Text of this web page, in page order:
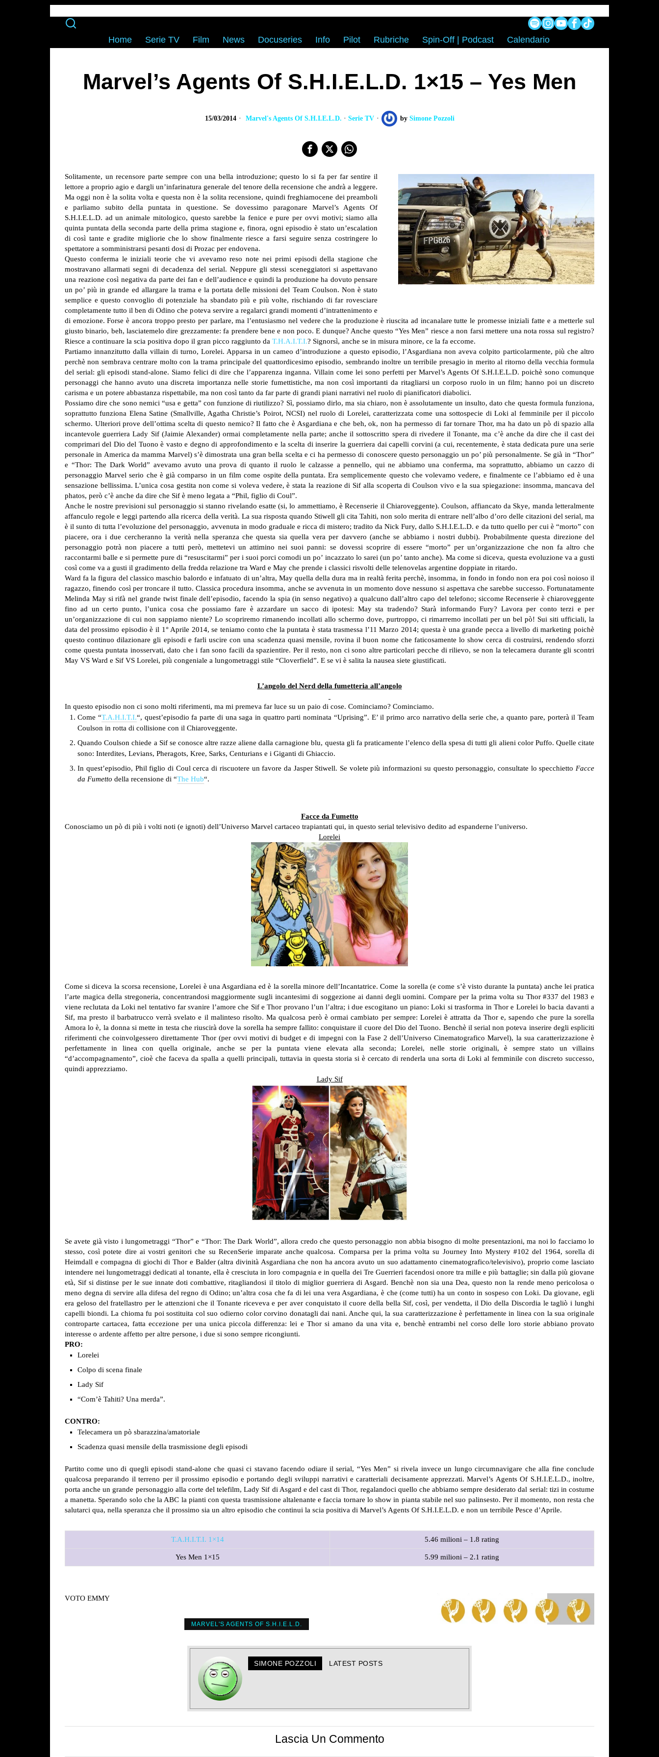
Home Serie TV Film News Docuseries Info Pilot Rubriche Spin-Off | Podcast Calendario
Marvel’s Agents Of S.H.I.E.L.D. 1×15 – Yes Men
15/03/2014 Marvel's Agents Of S.H.I.E.L.D. · Serie TV by Simone Pozzoli
Solitamente, un recensore parte sempre con una bella introduzione; questo lo si fa per far sentire il
lettore a proprio agio e dargli un’infarinatura generale del tenore della recensione che andrà a leggere.
Ma oggi non è la solita volta e questa non è la solita recensione, quindi freghiamocene dei preamboli
e parliamo subito della puntata in questione. Se dovessimo paragonare Marvel’s Agents Of
S.H.I.E.L.D. ad un animale mitologico, questo sarebbe la fenice e pure per ovvi motivi; siamo alla
quinta puntata della seconda parte della prima stagione e, finora, ogni episodio è stato un’escalation
di così tante e gradite migliorie che lo show finalmente riesce a farsi seguire senza costringere lo
spettatore a somministrarsi pesanti dosi di Prozac per endovena.
Questo conferma le iniziali teorie che vi avevamo reso note nei primi episodi della stagione che
mostravano allarmati segni di decadenza del serial. Neppure gli stessi sceneggiatori si aspettavano
una reazione così negativa da parte dei fan e dell’audience e quindi la produzione ha dovuto pensare
un po’ più in grande ed allargare la trama e la portata delle missioni del Team Coulson. Non è stato
semplice e questo convoglio di potenziale ha sbandato più e più volte, rischiando di far rovesciare
completamente tutto il ben di Odino che poteva servire a regalarci grandi momenti d’intrattenimento e
di emozione. Forse è ancora troppo presto per parlare, ma l’entusiasmo nel vedere che la produzione è riuscita ad incanalare tutte le promesse iniziali fatte e a metterle sul
giusto binario, beh, lasciatemelo dire grezzamente: fa prendere bene e non poco. E dunque? Anche questo “Yes Men” riesce a non farsi mettere una nota rossa sul registro?
Riesce a continuare la scia positiva dopo il gran picco raggiunto da T.H.A.I.T.I.? Signorsì, anche se in misura minore, ce la fa eccome.
Partiamo innanzitutto dalla villain di turno, Lorelei. Apparsa in un cameo d’introduzione a questo episodio, l’Asgardiana non aveva colpito particolarmente, più che altro
perchè non sembrava centrare molto con la trama principale del quattordicesimo episodio, sembrando inoltre un terribile presagio in merito al ritorno della vecchia formula
del serial: gli episodi stand-alone. Siamo felici di dire che l’apparenza inganna. Villain come lei sono perfetti per Marvel’s Agents Of S.H.I.E.L.D. poichè sono comunque
personaggi che hanno avuto una discreta importanza nelle storie fumettistiche, ma non così importanti da ritagliarsi un corposo ruolo in un film; hanno poi un discreto
carisma e un potere abbastanza rispettabile, ma non così tanto da far parte di grandi piani narrativi nel ruolo di pianificatori diabolici.
Possiamo dire che sono nemici “usa e getta” con funzione di riutilizzo? Sì, possiamo dirlo, ma sia chiaro, non è assolutamente un insulto, dato che questa formula funziona,
soprattutto funziona Elena Satine (Smallville, Agatha Christie’s Poirot, NCSI) nel ruolo di Lorelei, caratterizzata come una sottospecie di Loki al femminile per il piccolo
schermo. Ulteriori prove dell’ottima scelta di questo nemico? Il fatto che è Asgardiana e che beh, ok, non ha permesso di far tornare Thor, ma ha dato un pò di spazio alla
incantevole guerriera Lady Sif (Jaimie Alexander) ormai completamente nella parte; anche il sottoscritto spera di rivedere il Tonante, ma c’è anche da dire che il cast dei
comprimari del Dio del Tuono è vasto e degno di approfondimento e la scelta di inserire la guerriera dai capelli corvini (a cui, recentemente, è stata dedicata pure una serie
personale in America da mamma Marvel) s’è dimostrata una gran bella scelta e ci ha permesso di conoscere questo personaggio un po’ più personalmente. Se già in “Thor”
e “Thor: The Dark World” avevamo avuto una prova di quanto il ruolo le calzasse a pennello, qui ne abbiamo una conferma, ma soprattutto, abbiamo un cazzo di
personaggio Marvel serio che è già comparso in un film come ospite della puntata. Era semplicemente questo che volevamo vedere, e finalmente ce l’abbiamo ed è una
sensazione bellissima. L’unica cosa gestita non come si voleva vedere, è stata la reazione di Sif alla scoperta di Coulson vivo e la sua spiegazione: insomma, mancava del
phatos, però c’è anche da dire che Sif è meno legata a “Phil, figlio di Coul”.
Anche le nostre previsioni sul personaggio si stanno rivelando esatte (si, lo ammettiamo, è Recenserie il Chiaroveggente). Coulson, affiancato da Skye, manda letteralmente
affanculo regole e leggi partendo alla ricerca della verità. La sua risposta quando Stiwell gli cita Tahiti, non solo merita di entrare nell’albo d’oro delle citazioni del serial, ma
è il sunto di tutta l’evoluzione del personaggio, avvenuta in modo graduale e ricca di mistero; tradito da Nick Fury, dallo S.H.I.E.L.D. e da tutto quello per cui è “morto” con
piacere, ora i due cercheranno la verità nella speranza che questa sia quella vera per davvero (anche se abbiamo i nostri dubbi). Probabilmente questa direzione del
personaggio potrà non piacere a tutti però, mettetevi un attimino nei suoi panni: se dovessi scoprire di essere “morto” per un’organizzazione che non fa altro che
raccontarmi balle e si permette pure di “resuscitarmi” per i suoi porci comodi un po’ incazzato lo sarei (un po’ tanto anche). Ma come si diceva, questa evoluzione va a gusti
così come va a gusti il gradimento della fredda relazione tra Ward e May che prende i classici risvolti delle telenovelas argentine doppiate in ritardo.
Ward fa la figura del classico maschio balordo e infatuato di un’altra, May quella della dura ma in realtà ferita perchè, insomma, in fondo in fondo non era poi così noioso il
ragazzo, finendo così per troncare il tutto. Classica procedura insomma, anche se avvenuta in un momento dove nessuno si aspettava che sarebbe successo. Fortunatamente
Melinda May si rifà nel grande twist finale dell’episodio, facendo la spia (in senso negativo) a qualcuno dall’altro capo del telefono; siccome Recenserie è chiaroveggente
fino ad un certo punto, l’unica cosa che possiamo fare è azzardare un sacco di ipotesi: May sta tradendo? Starà informando Fury? Lavora per conto terzi e per
un’organizzazione di cui non sappiamo niente? Lo scopriremo rimanendo incollati allo schermo dove, purtroppo, ci rimarremo incollati per un bel pò! Sui siti ufficiali, la
data del prossimo episodio è il 1° Aprile 2014, se teniamo conto che la puntata è stata trasmessa l’11 Marzo 2014; questa è una grande pecca a livello di marketing poichè
questo continuo dilazionare gli episodi e farli uscire con una scadenza quasi mensile, rovina il buon nome che faticosamente lo show cerca di costruirsi, rendendo sforzi
come questa puntata inosservati, dato che i fan sono facili da spazientire. Per il resto, non ci sono altre particolari pecche di rilievo, se non la telecamera durante gli scontri
May VS Ward e Sif VS Lorelei, più congeniale a lungometraggi stile “Cloverfield”. E se vi è salita la nausea siete giustificati.
L’angolo del Nerd della fumetteria all’angolo
In questo episodio non ci sono molti riferimenti, ma mi premeva far luce su un paio di cose. Cominciamo? Cominciamo.
Come “T.A.H.I.T.I.“, quest’episodio fa parte di una saga in quattro parti nominata “Uprising”. E’ il primo arco narrativo della serie che, a quanto pare, porterà il Team
Coulson in rotta di collisione con il Chiaroveggente.
Quando Coulson chiede a Sif se conosce altre razze aliene dalla carnagione blu, questa gli fa praticamente l’elenco della spesa di tutti gli alieni color Puffo. Quelle citate
sono: Interdites, Levians, Pheragots, Kree, Sarks, Centurians e i Giganti di Ghiaccio.
In quest’episodio, Phil figlio di Coul cerca di riscuotere un favore da Jasper Stiwell. Se volete più informazioni su questo personaggio, consultate lo specchietto Facce
da Fumetto della recensione di “The Hub“.
Facce da Fumetto
Conosciamo un pò di più i volti noti (e ignoti) dell’Universo Marvel cartaceo trapiantati qui, in questo serial televisivo dedito ad espanderne l’universo.
Lorelei
Come si diceva la scorsa recensione, Lorelei è una Asgardiana ed è la sorella minore dell’Incantatrice. Come la sorella (e come s’è visto durante la puntata) anche lei pratica
l’arte magica della stregoneria, concentrandosi maggiormente sugli incantesimi di soggezione ai danni degli uomini. Compare per la prima volta su Thor #337 del 1983 e
viene reclutata da Loki nel tentativo far svanire l’amore che Sif e Thor provano l’un l’altra; i due escogitano un piano: Loki si trasforma in Thor e Lorelei lo bacia davanti a
Sif, ma presto il barbatrucco verrà svelato e il malinteso risolto. Ma qualcosa però è ormai cambiato per sempre: Lorelei è attratta da Thor e, sapendo che pure la sorella
Amora lo è, la donna si mette in testa che riuscirà dove la sorella ha sempre fallito: conquistare il cuore del Dio del Tuono. Benchè il serial non poteva inserire degli espliciti
riferimenti che coinvolgessero direttamente Thor (per ovvi motivi di budget e di impegni con la Fase 2 dell’Universo Cinematografico Marvel), la sua caratterizzazione è
perfettamente in linea con quella originale, anche se per la puntata viene elevata alla seconda; Lorelei, nelle storie originali, è sempre stato un villains
“d’accompagnamento”, cioè che faceva da spalla a quelli principali, tuttavia in questa storia si è cercato di renderla una sorta di Loki al femminile con discreto successo,
quindi apprezziamo.
Lady Sif
Se avete già visto i lungometraggi “Thor” e “Thor: The Dark World”, allora credo che questo personaggio non abbia bisogno di molte presentazioni, ma noi lo facciamo lo
stesso, così potete dire ai vostri genitori che su RecenSerie imparate anche qualcosa. Comparsa per la prima volta su Journey Into Mystery #102 del 1964, sorella di
Heimdall e compagna di giochi di Thor e Balder (altra divinità Asgardiana che non ha ancora avuto un suo adattamento cinematografico/televisivo), proprio come lasciato
intendere nei lungometraggi dedicati al tonante, ella è cresciuta in loro compagnia e in quella dei Tre Guerrieri facendosi onore tra mille e più battaglie; sin dalla più giovane
età, Sif si distinse per le sue innate doti combattive, ritagliandosi il titolo di miglior guerriera di Asgard. Benchè non sia una Dea, questo non la rende meno pericolosa o
meno degna di servire alla difesa del regno di Odino; un’altra cosa che fa di lei una vera Asgardiana, è che (come tutti) ha un conto in sospeso con Loki. Da giovane, egli
era geloso del fratellastro per le attenzioni che il Tonante riceveva e per aver conquistato il cuore della bella Sif, così, per vendetta, il Dio della Discordia le tagliò i lunghi
capelli biondi. La chioma fu poi sostituita col suo odierno color corvino donatagli dai nani. Anche qui, la sua caratterizzazione è perfettamente in linea con la sua originale
controparte cartacea, fatta eccezione per una unica piccola differenza: lei e Thor si amano da una vita e, benchè entrambi nel corso delle loro storie abbiano provato
interesse o ardente affetto per altre persone, i due si sono sempre ricongiunti.
PRO:
Lorelei
Colpo di scena finale
Lady Sif
“Com’è Tahiti? Una merda”.
CONTRO:
Telecamera un pò sbarazzina/amatoriale
Scadenza quasi mensile della trasmissione degli episodi
Partito come uno di quegli episodi stand-alone che quasi ci stavano facendo odiare il serial, “Yes Men” si rivela invece un lungo circumnavigare che alla fine conclude
qualcosa preparando il terreno per il prossimo episodio e portando degli sviluppi narrativi e caratteriali decisamente apprezzati. Marvel’s Agents Of S.H.I.E.L.D., inoltre,
porta anche un grande personaggio alla corte del telefilm, Lady Sif di Asgard e del cast di Thor, regalandoci quello che abbiamo sempre desiderato dal serial: tizi in costume
a manetta. Sperando solo che la ABC la pianti con questa trasmissione altalenante e faccia tornare lo show in pianta stabile nel suo palinsesto. Per il momento, non resta che
salutarci qua, nella speranza che il prossimo sia un altro episodio che continui la scia positiva di Marvel’s Agents Of S.H.I.E.L.D. e non un terribile Pesce d’Aprile.
T.A.H.I.T.I. 1×14 5.46 milioni – 1.8 rating
Yes Men 1×15 5.99 milioni – 2.1 rating
VOTO EMMY
MARVEL'S AGENTS OF S.H.I.E.L.D.
SIMONE POZZOLI LATEST POSTS
Lascia Un Commento